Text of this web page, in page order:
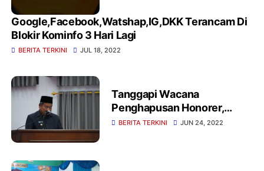
Google,Facebook,Watshap,IG,DKK Terancam Di
Blokir Kominfo 3 Hari Lagi
BERITA TERKINI JUL 18, 2022
Tanggapi Wacana
Penghapusan Honorer,
Bupati Garut : Ini harus
BERITA TERKINI JUN 24, 2022